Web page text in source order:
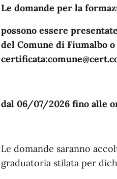
Le domande per la
possono essere
del Comune di Fiumalbo
dal 06/07/2026 fino alle
Le domande saranno
graduatoria stilata per